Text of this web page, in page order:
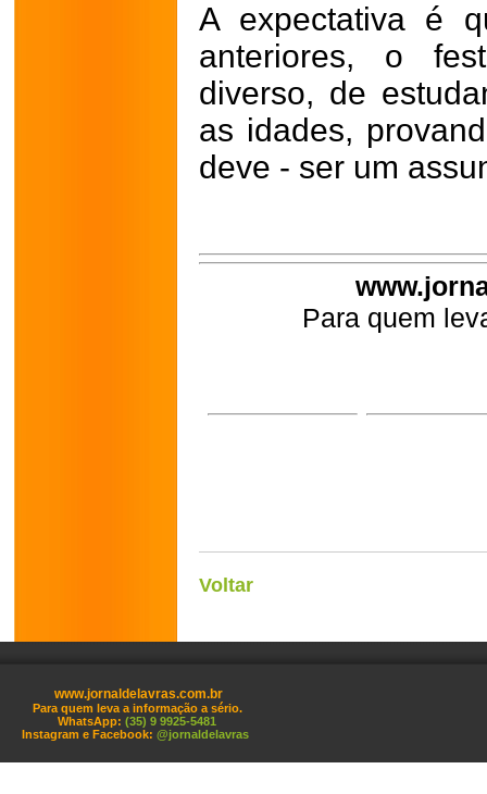
A expectativa é
anteriores, o
diverso, de
as idades,
deve - ser um
Para quem
Voltar
www.jornaldelavras.com.br
Para quem leva a informação a sério.
WhatsApp: (35) 9 9925-5481
Instagram e Facebook: @jornaldelavras